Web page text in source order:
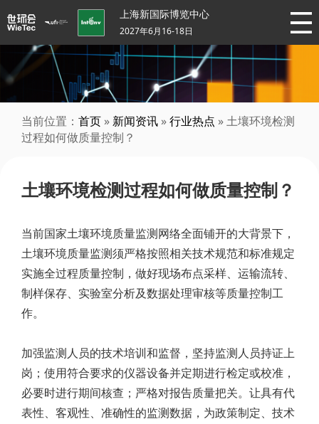
上海新国际博览中心
2027年6月16-18日
当前位置： 首页 » 新闻资讯 »行业热点 » 土壤环境检测
过程如何做质量控制？
土壤环境检测过程如何做质量控制？
当前国家土壤环境质量监测网络全面铺开的大背景下，
土壤环境质量监测须严格按照相关技术规范和标准规定
实施全过程质量控制，做好现场布点采样、运输流转、
制样保存、实验室分析及数据处理审核等质量控制工
作。
加强监测人员的技术培训和监督，坚持监测人员持证上
岗；使用符合要求的仪器设备并定期进行检定或校准，
必要时进行期间核查；严格对报告质量把关。让具有代
表性、客观性、准确性的监测数据，为政策制定、技术